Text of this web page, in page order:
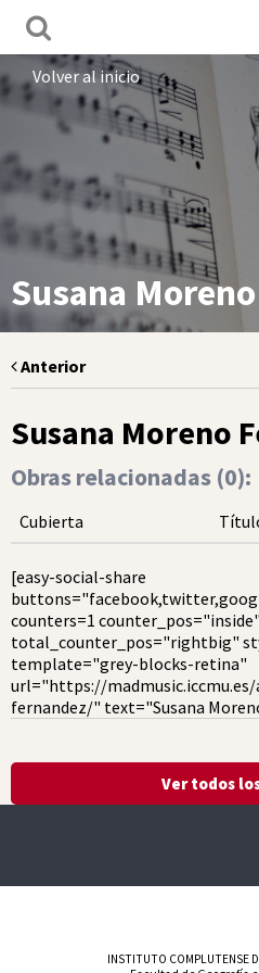
Volver al inicio
Susana
Anterior
Susana Moreno
Obras relacionadas (0):
Cubierta
[easy-social-share
counters=1 counter_pos="inside"
total_counter_pos="rightbig"
template="grey-blocks-retina"
url="https://
fernandez/" text="Susana
Ver todos
INSTITUTO COMPLUTENSE